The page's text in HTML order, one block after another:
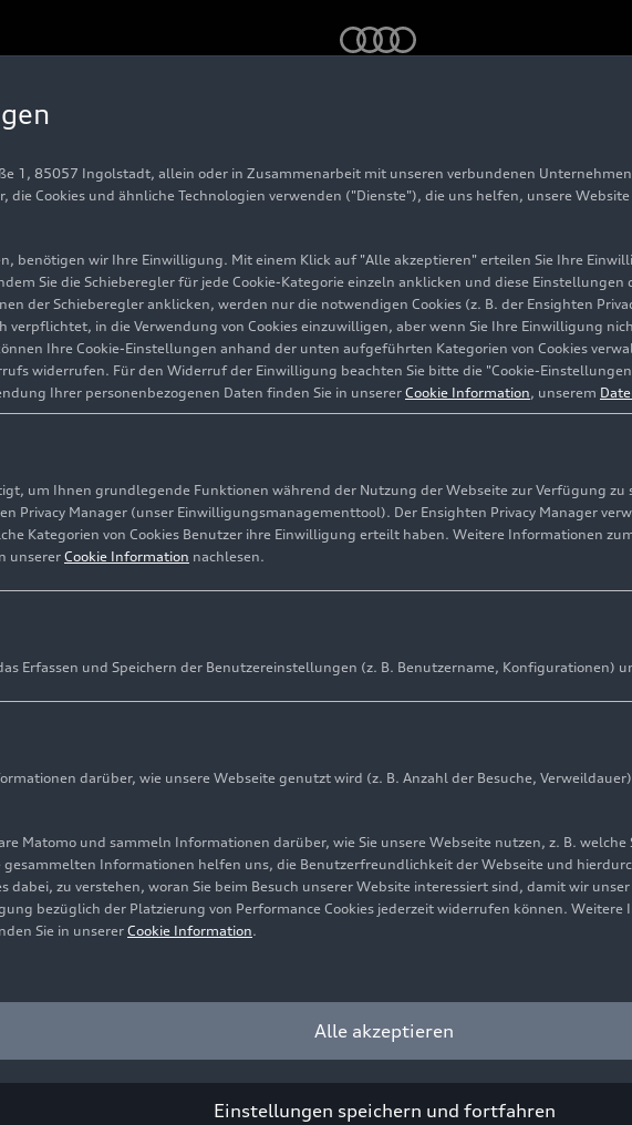
August 2026
23.08.2026, 15:00 Uhr
Audi Revolut F1 Team beim Großen Preis der
Zandvoort, Niederlande
Neuburg an der Donau
1, 85057 Ingolstadt, allein oder in Zusammenarbeit mit unseren verbundenen
die Cookies und ähnliche Technologien verwenden ("Dienste"), die uns helfen, unsere
benötigen wir Ihre Einwilligung. Mit einem Klick auf "Alle akzeptieren" erteilen Sie Ihre
Sie die Schieberegler für jede Cookie-Kategorie einzeln anklicken und diese
der Schieberegler anklicken, werden nur die notwendigen Cookies (z. B. der Ensighten
verpflichtet, in die Verwendung von Cookies einzuwilligen, aber wenn Sie Ihre Einwilligung
Ihre Cookie-Einstellungen anhand der unten aufgeführten Kategorien von Cookies
widerrufen. Für den Widerruf der Einwilligung beachten Sie bitte die "Cookie-
Ihrer personenbezogenen Daten finden Sie in unserer Cookie Information, unserem
um Ihnen grundlegende Funktionen während der Nutzung der Webseite zur Verfügung
Privacy Manager (unser Einwilligungsmanagementtool). Der Ensighten Privacy Manager
Kategorien von Cookies Benutzer ihre Einwilligung erteilt haben. Weitere Informationen
unsererCookie Information nachlesen.
Erfassen und Speichern der Benutzereinstellungen (z. B. Benutzername, Konfigurationen)
darüber, wie unsere Webseite genutzt wird (z. B. Anzahl der Besuche,
Matomo und sammeln Informationen darüber, wie Sie unsere Webseite nutzen, z. B. welche
gesammelten Informationen helfen uns, die Benutzerfreundlichkeit der Webseite und
dabei, zu verstehen, woran Sie beim Besuch unserer Website interessiert sind, damit wir
bezüglich der Platzierung von Performance Cookies jederzeit widerrufen können.
Sie in unsererCookie Information.
Alle akzeptieren
Einstellungen speichern und fortfahren